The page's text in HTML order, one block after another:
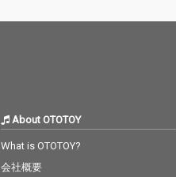
About OTOTOY
What is OTOTOY?
会社概要